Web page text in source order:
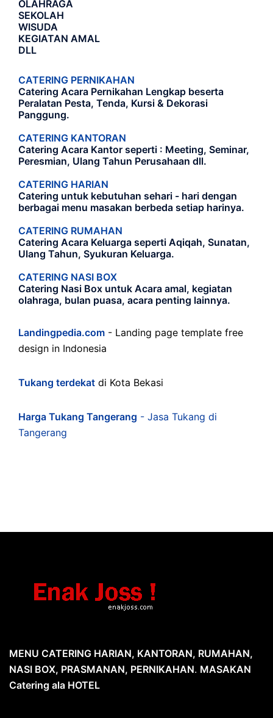
OLAHRAGA
SEKOLAH
WISUDA
KEGIATAN AMAL
DLL
CATERING PERNIKAHAN
Catering Acara Pernikahan Lengkap beserta
Peralatan Pesta, Tenda, Kursi & Dekorasi
Panggung.
CATERING KANTORAN
Catering Acara Kantor seperti : Meeting, Seminar,
Peresmian, Ulang Tahun Perusahaan dll.
CATERING HARIAN
Catering untuk kebutuhan sehari - hari dengan
berbagai menu masakan berbeda setiap harinya.
CATERING RUMAHAN
Catering Acara Keluarga seperti Aqiqah, Sunatan,
Ulang Tahun, Syukuran Keluarga.
CATERING NASI BOX
Catering Nasi Box untuk Acara amal, kegiatan
olahraga, bulan puasa, acara penting lainnya.
Landingpedia.com - Landing page template free
design in Indonesia
Tukang terdekat di Kota Bekasi
Harga Tukang Tangerang - Jasa Tukang di
Tangerang
MENU CATERING HARIAN, KANTORAN, RUMAHAN,
NASI BOX, PRASMANAN, PERNIKAHAN. MASAKAN
Catering ala HOTEL